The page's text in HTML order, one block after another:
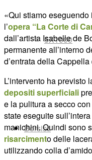
5X1000
Borsisti
«Qui stiamo
l’opera “La Corte di
dall’artista Isabelle de
permanente all’interno
d’entrata della Cappella
L’intervento ha previsto
depositi superficiali
e la pulitura a secco
state eseguite
manichini.Quindi sono
risarcimento delle
utilizzando colla